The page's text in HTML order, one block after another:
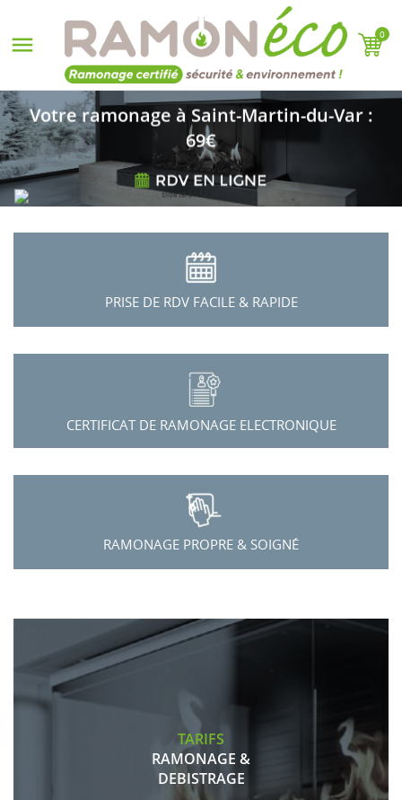
 0
Votre ramonage à Saint-Martin-du-Var :
69€
PRISE DE RDV FACILE & RAPIDE
CERTIFICAT DE RAMONAGE ELECTRONIQUE
RAMONAGE PROPRE & SOIGNÉ
TARIFS
RAMONAGE &
DEBISTRAGE